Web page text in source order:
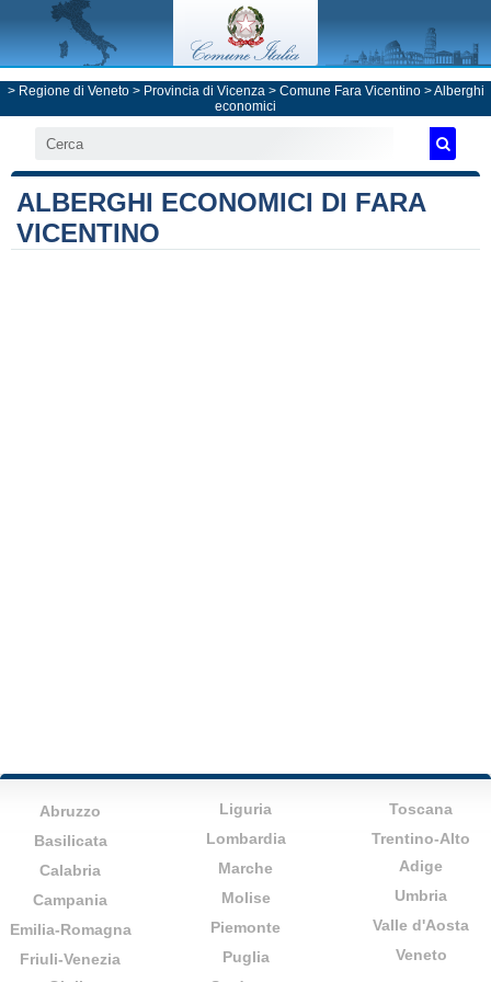
> Regione di Veneto> Provincia di Vicenza> Comune Fara Vicentino> Alberghi
economici
ALBERGHI ECONOMICI DI FARA
VICENTINO
Abruzzo
Basilicata
Calabria
Campania
Emilia-Romagna
Friuli-Venezia
Liguria
Lombardia
Marche
Molise
Piemonte
Puglia
Toscana
Trentino-Alto
Adige
Umbria
Valle d'Aosta
Veneto